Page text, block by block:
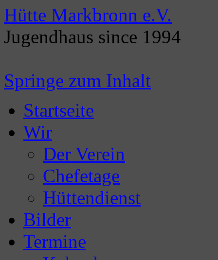
Hütte Markbronn e.V.
Jugendhaus since 1994
Springe zum Inhalt
Startseite
Wir
Der Verein
Chefetage
Hüttendienst
Bilder
Termine